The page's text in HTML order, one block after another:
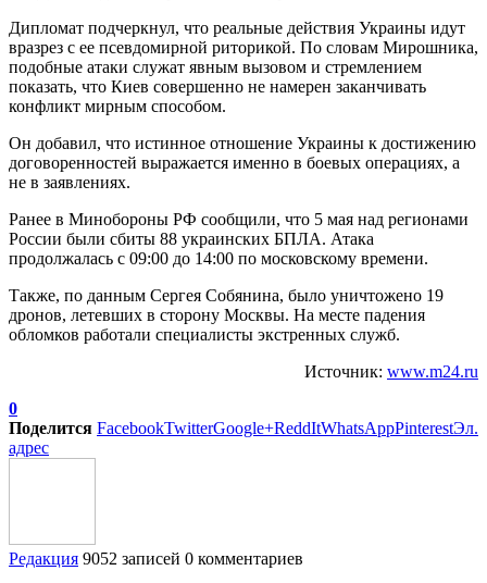
Дипломат подчеркнул, что реальные действия Украины идут
вразрез с ее псевдомирной риторикой. По словам Мирошника,
подобные атаки служат явным вызовом и стремлением
показать, что Киев совершенно не намерен заканчивать
конфликт мирным способом.
Он добавил, что истинное отношение Украины к достижению
договоренностей выражается именно в боевых операциях, а
не в заявлениях.
Ранее в Минобороны РФ сообщили, что 5 мая над регионами
России были сбиты 88 украинских БПЛА. Атака
продолжалась с 09:00 до 14:00 по московскому времени.
Также, по данным Сергея Собянина, было уничтожено 19
дронов, летевших в сторону Москвы. На месте падения
обломков работали специалисты экстренных служб.
Источник: www.m24.ru
0
Поделится FacebookTwitterGoogle+ReddItWhatsAppPinterestЭл.
адрес
Редакция 9052 записей 0 комментариев